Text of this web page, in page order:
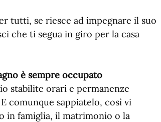
tutti, se riesce ad impegnare il suo
che ti segua in giro per la casa
è sempre occupato
stabilite orari e permanenze
comunque sappiatelo, così vi
in famiglia, il matrimonio o la